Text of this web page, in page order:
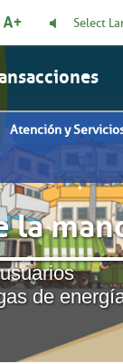
Select
Atención y
la
de